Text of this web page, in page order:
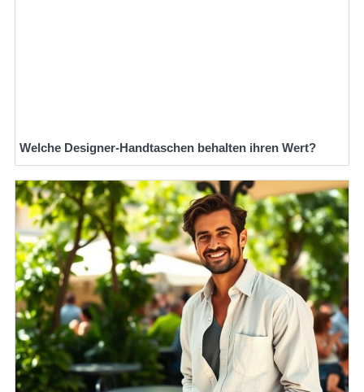
Welche Designer-Handtaschen behalten ihren Wert?